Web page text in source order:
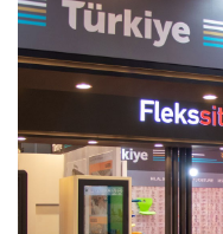
Suudi
Standımızı